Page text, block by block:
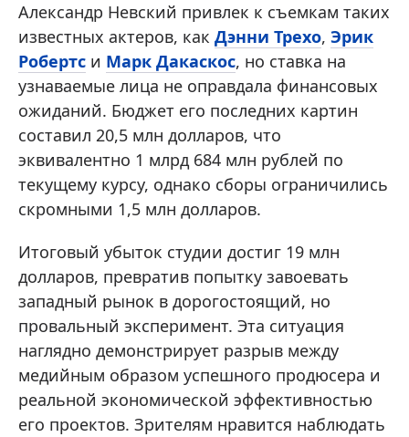
Александр Невский привлек к съемкам таких
известных актеров, как Дэнни Трехо, Эрик
Робертс и Марк Дакаскос, но ставка на
узнаваемые лица не оправдала финансовых
ожиданий. Бюджет его последних картин
составил 20,5 млн долларов, что
эквивалентно 1 млрд 684 млн рублей по
текущему курсу, однако сборы ограничились
скромными 1,5 млн долларов.
Итоговый убыток студии достиг 19 млн
долларов, превратив попытку завоевать
западный рынок в дорогостоящий, но
провальный эксперимент. Эта ситуация
наглядно демонстрирует разрыв между
медийным образом успешного продюсера и
реальной экономической эффективностью
его проектов. Зрителям нравится наблюдать